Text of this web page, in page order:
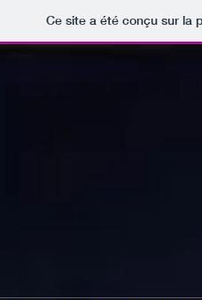
Ce site a été conçu sur la